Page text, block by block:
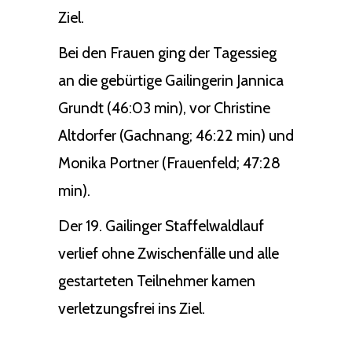
Ziel.
Bei den Frauen ging der Tagessieg
an die gebürtige Gailingerin Jannica
Grundt (46:03 min), vor Christine
Altdorfer (Gachnang; 46:22 min) und
Monika Portner (Frauenfeld; 47:28
min).
Der 19. Gailinger Staffelwaldlauf
verlief ohne Zwischenfälle und alle
gestarteten Teilnehmer kamen
verletzungsfrei ins Ziel.